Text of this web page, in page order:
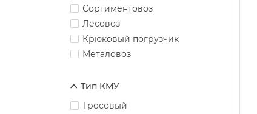
Сортиментовоз
Лесовоз
Крюковый погрузчик
Металовоз
Тип КМУ
Тросовый